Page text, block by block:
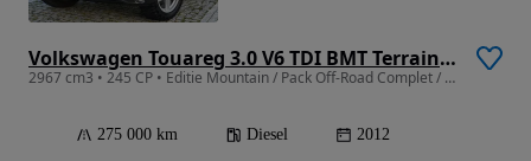
Volkswagen Touareg 3.0 V6 TDI BMT Terrain Tech
2967 cm3 • 245 CP • Editie Mountain / Pack Off-Road Complet / Import Germania !!
275 000 km Diesel 2012